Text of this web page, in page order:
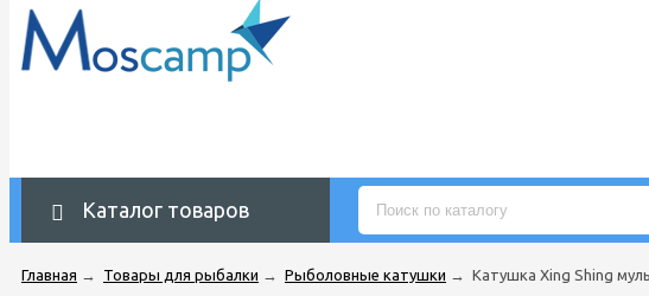
Каталог товаров
Главная → Товары для рыбалки → Рыболовные катушки → Катушка Xing Shing